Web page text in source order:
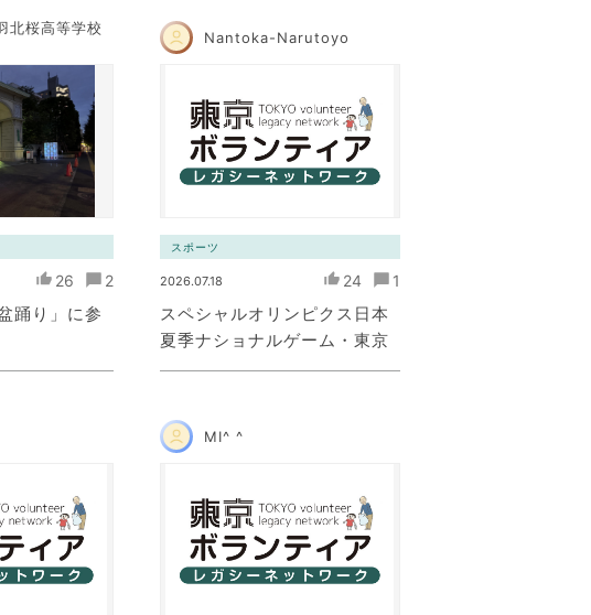
北桜高等学校
26 2
踊り」に参
Nantoka-Narutoyo
スポーツ
2026.07.18 24 1
スペシャルオリンピクス日本
夏季ナショナルゲーム・東京
MI^ ^